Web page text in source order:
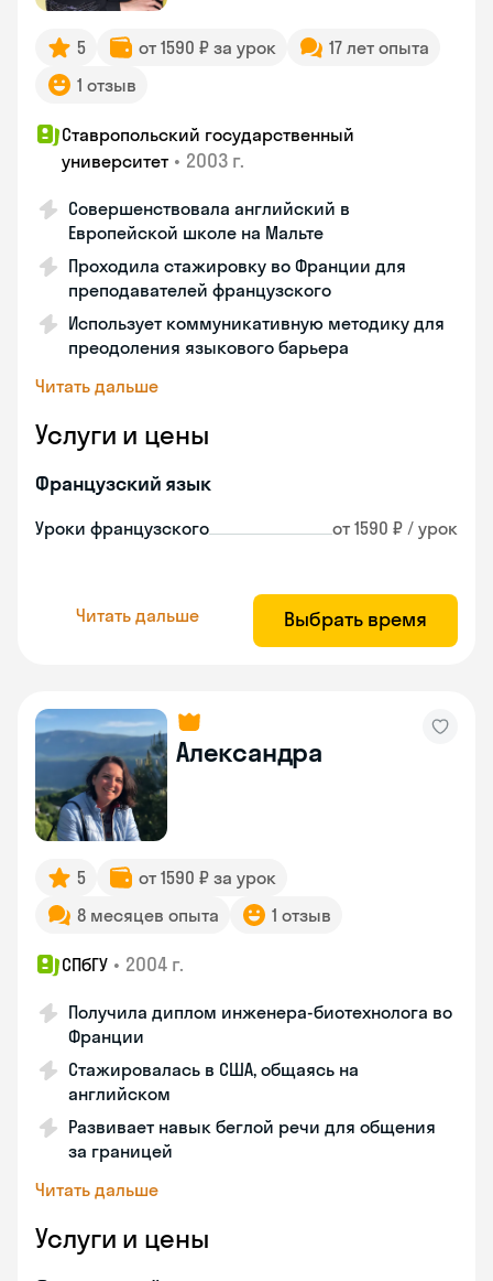
5 от 1590 ₽ за урок
17 лет опыта
1 отзыв
Ставропольский государственный
университет • 2003 г.
Совершенствовала английский в
Европейской школе на Мальте
Проходила стажировку во Франции для
преподавателей французского
Использует коммуникативную методику для
преодоления языкового барьера
Читать дальше
Услуги и цены
Французский язык
Уроки французского от 1590 ₽ / урок
Читать дальше Выбрать время
Александра
5
от 1590 ₽ за урок
8 месяцев опыта
1 отзыв
СПбГУ • 2004 г.
Получила диплом инженера-биотехнолога во
Франции
Стажировалась в США, общаясь на
английском
Развивает навык беглой речи для общения
за границей
Читать дальше
Услуги и цены